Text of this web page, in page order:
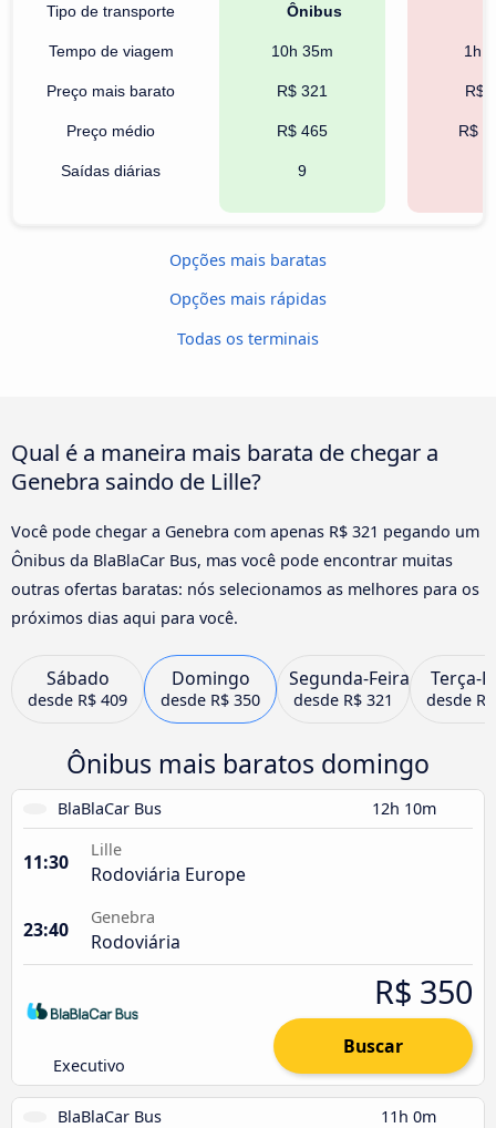
Tipo de transporte
Tempo de viagem
Preço mais barato
Preço médio
Saídas diárias
Ônibus
10h 35m
R$ 321
R$ 465
9
1h
R$
R$
Opções mais baratas
Opções mais rápidas
Todas os terminais
Qual é a maneira mais barata de chegar a
Genebra saindo de Lille?
Você pode chegar a Genebra com apenas R$ 321 pegando um
Ônibus da BlaBlaCar Bus, mas você pode encontrar muitas
outras ofertas baratas: nós selecionamos as melhores para os
próximos dias aqui para você.
Sábado
desde R$ 409
Domingo
desde R$ 350
Segunda-Feira
desde R$ 321
Terça-
desde
Ônibus mais baratos domingo
BlaBlaCar Bus 12h 10m
11:30
Lille
Rodoviária Europe
23:40
Genebra
Rodoviária
Executivo
R$ 350
Buscar
BlaBlaCar Bus 11h 0m